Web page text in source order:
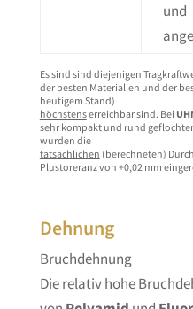
und
Es sind sind diejenigen
der besten Materialien und der
heutigem Stand)
höchstenserreichbar sind. Bei
sehr kompakt und rund
wurden die
tatsächlichen (berechneten)
Plustoreranz von +0,02 mm
Dehnung
Bruchdehnung
Die relativ hohe